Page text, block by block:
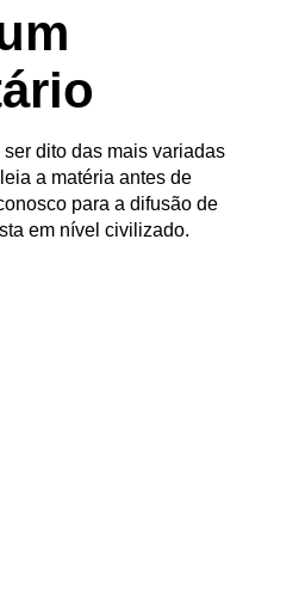
dito das mais variadas
a matéria antes de
para a difusão de
em nível civilizado.